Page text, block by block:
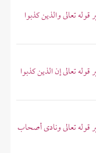
تعالى والذين كذبوا
تعالى إن الذين كذبوا
قوله تعالى ونادى أصحاب